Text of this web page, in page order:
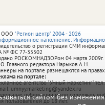
сайтом без изменения
"Регион центр" 2004 - 2026
наполнение:
о регистрации СМИ
№ ФС 77‑35502
РОСКОМНАДЗОРом 04 марта 2009г.
Главного редактора Нарыков А. Н.
на портале размещаются на правах
на портале:
агентство "Умный маркетинг"
umnyy.marketing@yandex.ru
публикации могут содержать
пользователей до 18 лет.